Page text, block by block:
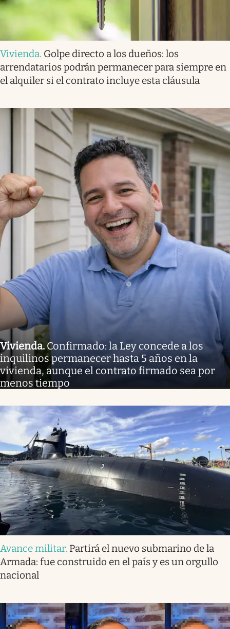
Vivienda. Golpe directo a los dueños: los
arrendatarios podrán permanecer para siempre en
el alquiler si el contrato incluye esta cláusula
Vivienda.Confirmado: la Ley concede a los
inquilinos permanecer hasta 5 años en la
vivienda, aunque el contrato firmado sea por
menos tiempo
Avance militar. Partirá el nuevo submarino de la
Armada: fue construido en el país y es un orgullo
nacional